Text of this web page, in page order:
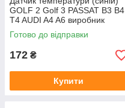
GOLF 2 Golf 3 PASSAT B3 B4
T4 AUDI A4 A6 виробник
Topran Німеччина
Готово до відправки
172 ₴
Купити